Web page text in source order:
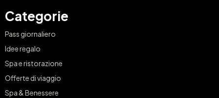
Categorie
Pass giornaliero
Idee regalo
Spa e ristorazione
Offerte di viaggio
Spa & Benessere